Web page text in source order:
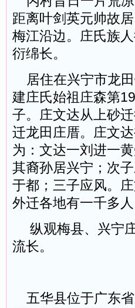
距离叶剑英元帅故
梅江沿边。庄氏族
衍绵长。
居住在兴宁市龙田
建庄氏始祖庄森第
子。庄文达从上砂
迁龙田庄厝。庄文
为：文达一刘进一
其裔孙居兴宁；次
于都；三子应风。
外迁各地有一千多人
纵观梅县、兴宁
流长。
五华县位于广东省